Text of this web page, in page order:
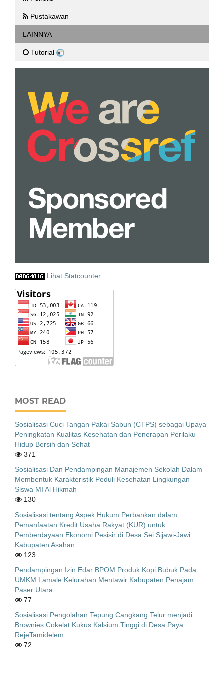
Pustakawan
LAINNYA
Tutorial
Lihat Statcounter
MOST READ
Sosialisasi Cuci Tangan Pakai Sabun (CTPS) sebagai Upaya
Peningkatan Kualitas Kesehatan dan Penerapan Perilaku
Hidup Bersih dan Sehat
371
Sosialisasi Dan Pendampingan Manajemen Sekolah Dalam
Membentuk Karakteristik Peduli Kesehatan Lingkungan
Siswa MI Al Hikmah
130
Sosialisasi tentang Aspek Hukum Perbankan dalam
Pemanfaatan Kredit Usaha Rakyat (KUR) untuk
Pemberdayaan Ekonomi Pesisir di Desa Sei Sijawi-Jawi
Kabupaten Asahan
123
Pendampingan Izin Edar BPOM Produk Kopi Bubuk Pada
UMKM Lamale Kelurahan Mentawir Kabupaten Penajam
Paser Utara
77
Sosialisasi Pengolahan Tepung Cangkang Telur menjadi
Brownies Cokelat Kukus Kalsium Tinggi di Desa Paya
RejeTamidelem
72